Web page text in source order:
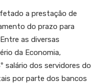
a prestação de
do prazo para
as diversas
da Economia,
salário dos servidores do
por parte dos bancos